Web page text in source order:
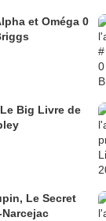
et Oméga 0
Big Livre de
Le Secret